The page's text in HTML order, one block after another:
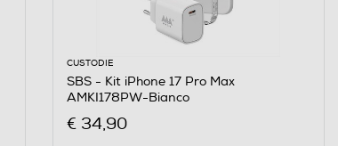
CUSTODIE
SBS - Kit iPhone 17 Pro Max
AMKI178PW-Bianco
€ 34,90